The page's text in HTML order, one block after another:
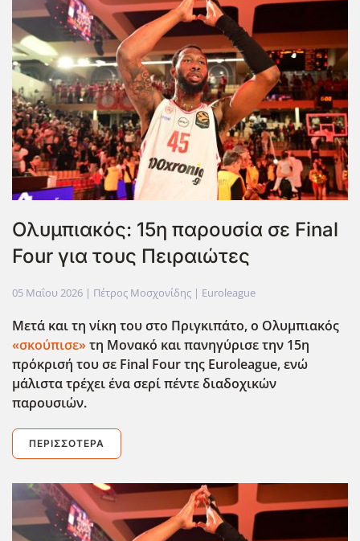
Ολυμπιακός: 15η παρουσία σε Final
Four για τους Πειραιώτες
05 Μαΐου 2026 | Πέτρος Μοσχονίδης | Euroleague
Μετά και τη νίκη του στο Πριγκιπάτο, ο Ολυμπιακός
«σκούπισε»τη Μονακό και πανηγύρισε την 15η
πρ΄οκρισή του σε Final Four της Euroleague, ενώ
μάλιστα τρέχει ένα σερί πέντε διαδοχικών
παρουσιών.
ΠΕΡΙΣΣΌΤΕΡΑ